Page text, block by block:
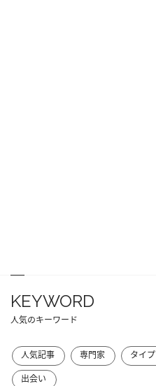
KEYWORD
人気のキーワード
人気記事 専門家 タイプ
出会い